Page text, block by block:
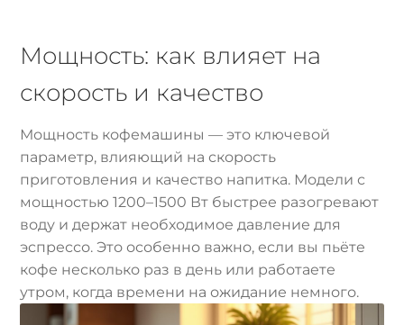
Мощность: как влияет на
скорость и качество
Мощность кофемашины — это ключевой
параметр, влияющий на скорость
приготовления и качество напитка. Модели с
мощностью 1200–1500 Вт быстрее разогревают
воду и держат необходимое давление для
эспрессо. Это особенно важно, если вы пьёте
кофе несколько раз в день или работаете
утром, когда времени на ожидание немного.